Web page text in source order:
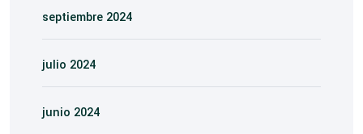
septiembre 2024
julio 2024
junio 2024